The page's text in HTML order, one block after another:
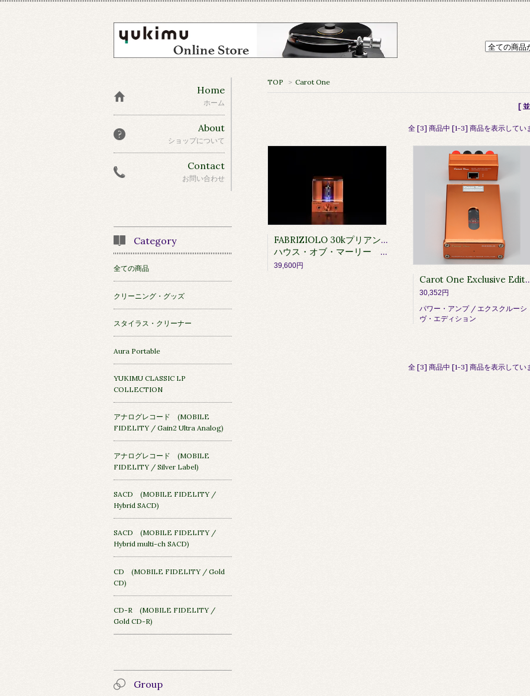
TOP > Carot One
[
全 [3] 商品中 [1-3] 商品を表示してい
FABRIZIOLO 30kプリアンプ/ヘッドフォン・アンプ 10セット限定
ハウス・オブ・マーリー イヤホン MRL-EM-FE013プレゼント特典付き
39,600円
Carot One
30,352円
パワー・アンプ / エクスクルーシ
ヴ・エディション
全 [3] 商品中 [1-3] 商品を表示してい
Home
ホーム
About
ショップについて
Contact
お問い合わせ
Category
全ての商品
クリーニング・グッズ
スタイラス・クリーナー
Aura Portable
YUKIMU CLASSIC LP
COLLECTION
アナログレコード (MOBILE
FIDELITY / Gain2 Ultra Analog)
アナログレコード (MOBILE
FIDELITY / Silver Label)
SACD (MOBILE FIDELITY /
Hybrid SACD)
SACD (MOBILE FIDELITY /
Hybrid multi-ch SACD)
CD (MOBILE FIDELITY / Gold
CD)
CD-R (MOBILE FIDELITY /
Gold CD-R)
Group